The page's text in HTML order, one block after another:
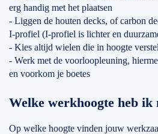
erg handig met het plaatsen
- Liggen de houten decks, of carbon
I-profiel (I-profiel is lichter en
- Kies altijd wielen die in hoogte
- Werk met de voorloopleuning,
en voorkom je boetes
Welke werkhoogte heb ik
Op welke hoogte vinden jouw